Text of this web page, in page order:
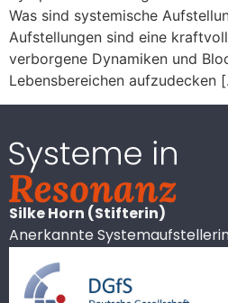
Was sind systemische
Aufstellungen sind eine
verborgene Dynamiken und
Lebensbereichen aufzudecken
Silke Horn (Stifterin)
Anerkannte